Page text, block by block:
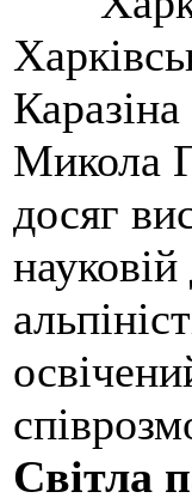
Каразіна
Микола
досяг
Світла